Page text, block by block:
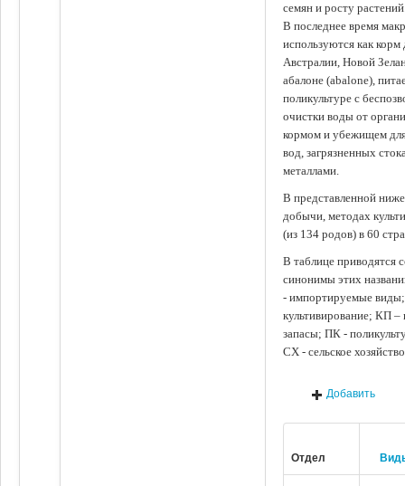
семян и росту
В последнее время
используются как
Австралии, Новой
абалоне (abalone),
поликультуре с
очистки воды от
кормом и убежищем
вод, загрязненных
металлами.
В представленной
добычи, методах
(из 134 родов) в 60
В таблице приводятся
синонимы этих
- импортируемые
культивирование; КП
запасы; ПК -
СХ - сельское
Добавить
Отдел